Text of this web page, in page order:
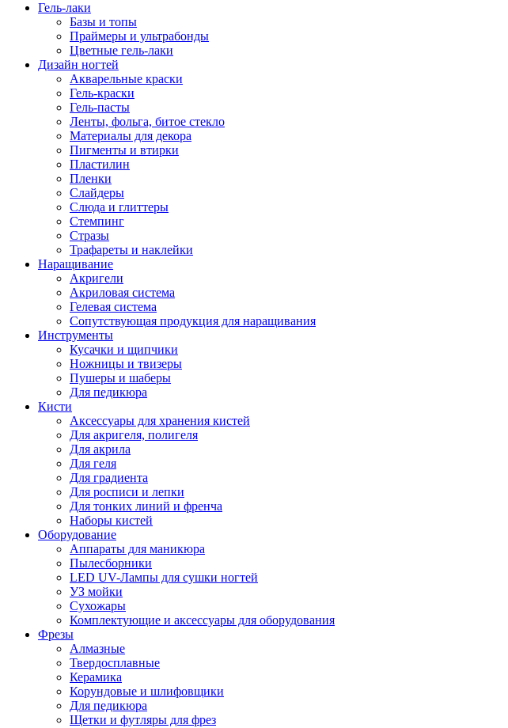
Гель-лаки
Базы и топы
Праймеры и ультрабонды
Цветные гель-лаки
Дизайн ногтей
Акварельные краски
Гель-краски
Гель-пасты
Ленты, фольга, битое стекло
Материалы для декора
Пигменты и втирки
Пластилин
Пленки
Слайдеры
Слюда и глиттеры
Стемпинг
Стразы
Трафареты и наклейки
Наращивание
Акригели
Акриловая система
Гелевая система
Сопутствующая продукция для наращивания
Инструменты
Кусачки и щипчики
Ножницы и твизеры
Пушеры и шаберы
Для педикюра
Кисти
Аксессуары для хранения кистей
Для акригеля, полигеля
Для акрила
Для геля
Для градиента
Для росписи и лепки
Для тонких линий и френча
Наборы кистей
Оборудование
Аппараты для маникюра
Пылесборники
LED UV-Лампы для сушки ногтей
УЗ мойки
Сухожары
Комплектующие и аксессуары для оборудования
Фрезы
Алмазные
Твердосплавные
Керамика
Корундовые и шлифовщики
Для педикюра
Щетки и футляры для фрез